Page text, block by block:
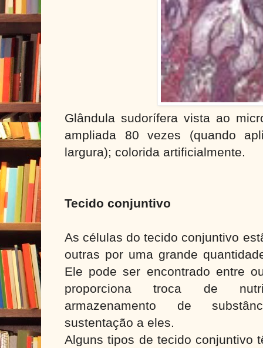
Glândula sudorífera vista ao
ampliada 80 vezes (quando
largura); colorida artificialmente.
Tecido conjuntivo
As células do tecido conjuntivo
outras por uma grande
Ele pode ser encontrado entre
proporciona troca de
armazenamento de
sustentação a eles.
Alguns tipos de tecido conjuntivo